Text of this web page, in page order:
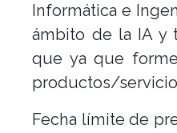
Informática e
ámbito de la IA y
que ya que
productos/
Fecha límite de